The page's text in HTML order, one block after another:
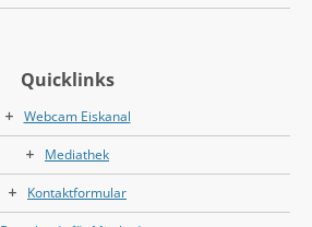
Quicklinks
Webcam Eiskanal
Mediathek
Kontaktformular